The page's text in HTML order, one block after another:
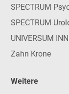
SPECTRUM
SPECTRUM
UNIVERSUM
Zahn Krone
Weitere